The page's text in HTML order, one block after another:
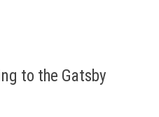
to the Gatsby